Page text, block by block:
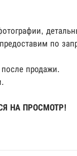
по
продажи.
НА ПРОСМОТР!